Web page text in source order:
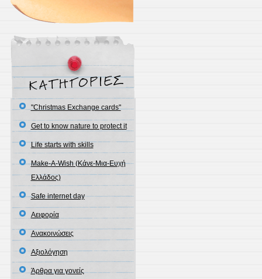
"Christmas Exchange cards"
Get to know nature to protect it
Life starts with skills
Make-A-Wish (Κάνε-Μια-Ευχή
Ελλάδος)
Safe internet day
Αειφορία
Ανακοινώσεις
Αξιολόγηση
Άρθρα για γονείς